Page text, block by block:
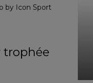
by Icon Sport
trophée